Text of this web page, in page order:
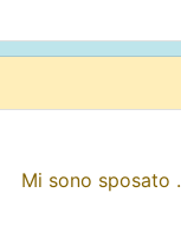
Mi sono sposato .